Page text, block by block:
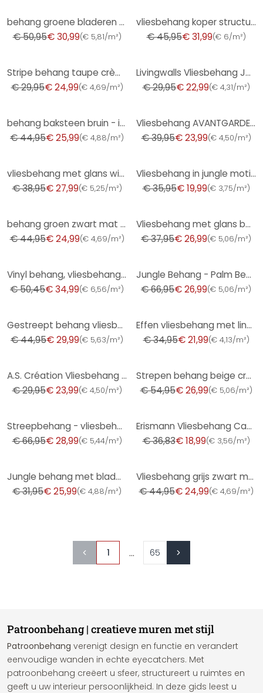
behang groene bladeren - bloemetjes woonkamer vliesbehang keuken
€ 50,95€ 30,99(€ 5,81/m²)
vliesbehang koper structuur voor woonkamer slaapkamer behang marburg
€ 45,95€ 31,99(€ 6/m²)
Stripe behang taupe crème wit - Vliesbehang met textuur elegant & modern
€ 29,95€ 24,99(€ 4,69/m²)
Livingwalls Vliesbehang Jette Joop 5 - Glitter Behang
€ 29,95€ 22,99(€ 4,31/m²)
behang baksteen bruin - industrieel behang stenen muur - Vliesbehang steen optiek
€ 44,95€ 25,99(€ 4,88/m²)
Vliesbehang AVANTGARDE Elle Decoration 4, petrol
€ 39,95€ 23,99(€ 4,50/m²)
vliesbehang met glans wit betonlook
€ 38,95€ 27,99(€ 5,25/m²)
Vliesbehang in jungle motief in blauw, grijs
€ 35,95€ 19,99(€ 3,75/m²)
behang groen zwart mat gestreept - scandinavisch modern vliesbehang paneel look
€ 44,95€ 24,99(€ 4,69/m²)
Vliesbehang met glans beige effen
€ 37,95€ 26,99(€ 5,06/m²)
Vinyl behang, vliesbehang vintage deluxe goud
€ 50,45€ 34,99(€ 6,56/m²)
Jungle Behang - Palm Behang van A.S. Création Donkergrijs Beige 386383
€ 66,95€ 26,99(€ 5,06/m²)
Gestreept behang vliesbehang Shades Iconic wit groen
€ 44,95€ 29,99(€ 5,63/m²)
Effen vliesbehang met linnenstructuur vanillegeel - eenkleurig vliesbehang voor woonkamer en keuken
€ 34,95€ 21,99(€ 4,13/m²)
A.S. Création Vliesbehang New Strepen Behang
€ 29,95€ 23,99(€ 4,50/m²)
Strepen behang beige crème - vliesbehang kunst A.S. Création - mat en licht structuurloos
€ 54,95€ 26,99(€ 5,06/m²)
Streepbehang - vliesbehang country house by A.S. Création beige wit duurzaam 386652
€ 66,95€ 28,99(€ 5,44/m²)
Erismann Vliesbehang Casual Chic Blauw
€ 36,83€ 18,99(€ 3,56/m²)
Jungle behang met bladmotief crème beige - modern Vliesbehang discreet & elegant
€ 31,95€ 25,99(€ 4,88/m²)
Vliesbehang grijs zwart mat gestreept - modern skandi behang met houten panelen
€ 44,95€ 24,99(€ 4,69/m²)
1 ... 65
Patroonbehang | creatieve muren met stijl
Patroonbehang verenigt design en functie en verandert
eenvoudige wanden in echte eyecatchers. Met
patroonbehang creëert u sfeer, structureert u ruimtes en
geeft u uw interieur persoonlijkheid. In deze gids leest u